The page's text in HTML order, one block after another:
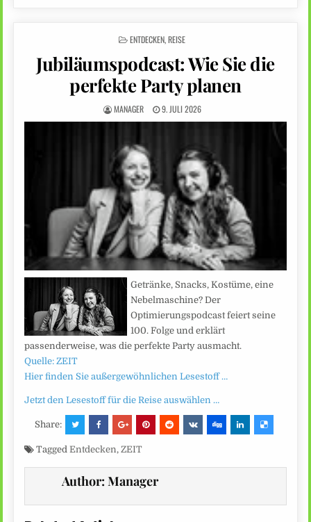
POSTED
ENTDECKEN,REISE
Jubiläumspodcast: Wie Sie die
perfekte Party planen
MANAGER 9. JULI 2026
Getränke, Snacks, Kostüme, eine
Nebelmaschine? Der
Optimierungspodcast feiert seine
100. Folge und erklärt
passenderweise, was die perfekte Party ausmacht.
Quelle: ZEIT
Hier finden Sie außergewöhnlichen Lesestoff …
Jetzt den Lesestoff für die Reise auswählen …
Share:
TaggedEntdecken,ZEIT
Author:Manager